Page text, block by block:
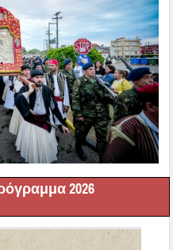
2026